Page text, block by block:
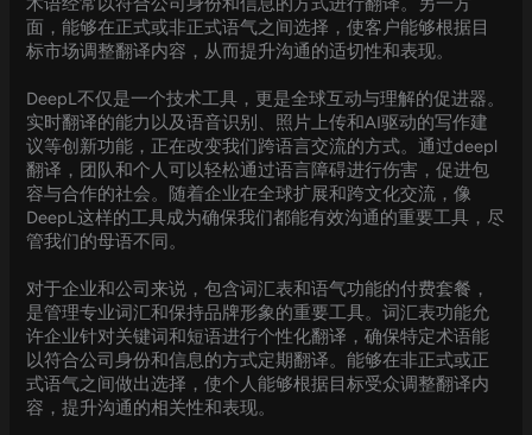
面，能够在正式或非正式语气之间选择，使客户能够根据目
标市场调整翻译内容，从而提升沟通的适切性和表现。
DeepL不仅是一个技术工具，更是全球互动与理解的促进器。
实时翻译的能力以及语音识别、照片上传和AI驱动的写作建
议等创新功能，正在改变我们跨语言交流的方式。通过deepl
翻译，团队和个人可以轻松通过语言障碍进行伤害，促进包
容与合作的社会。随着企业在全球扩展和跨文化交流，像
DeepL这样的工具成为确保我们都能有效沟通的重要工具，尽
管我们的母语不同。
对于企业和公司来说，包含词汇表和语气功能的付费套餐，
是管理专业词汇和保持品牌形象的重要工具。词汇表功能允
许企业针对关键词和短语进行个性化翻译，确保特定术语能
以符合公司身份和信息的方式定期翻译。能够在非正式或正
式语气之间做出选择，使个人能够根据目标受众调整翻译内
容，提升沟通的相关性和表现。